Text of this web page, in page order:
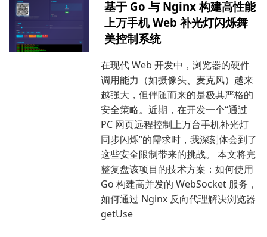
基于 Go 与 Nginx 构建高性能
上万手机 Web 补光灯闪烁舞
美控制系统
在现代 Web 开发中，浏览器的硬件
调用能力（如摄像头、麦克风）越来
越强大，但伴随而来的是极其严格的
安全策略。近期，在开发一个“通过
PC 网页远程控制上万台手机补光灯
同步闪烁”的需求时，我深刻体会到了
这些安全限制带来的挑战。 本文将完
整复盘该项目的技术方案：如何使用
Go 构建高并发的 WebSocket 服务，
如何通过 Nginx 反向代理解决浏览器
getUse